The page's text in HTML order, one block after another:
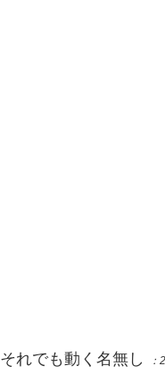
それでも動く名無し